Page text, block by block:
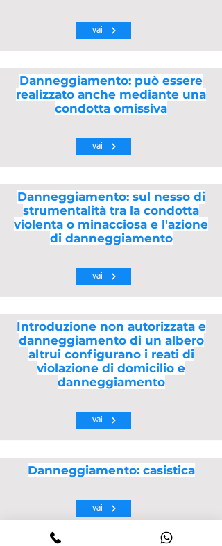
vai
Danneggiamento: può essere
realizzato anche mediante una
condotta omissiva
vai
Danneggiamento: sul nesso di
strumentalità tra la condotta
violenta o minacciosa e l'azione
di danneggiamento
vai
Introduzione non autorizzata e
danneggiamento di un albero
altrui configurano i reati di
violazione di domicilio e
danneggiamento
vai
Danneggiamento: casistica
vai